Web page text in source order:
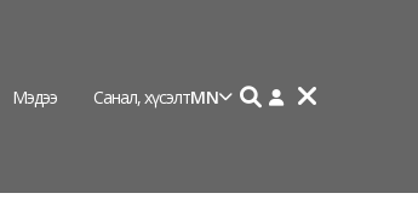
Мэдээ Санал, хүсэлтMN